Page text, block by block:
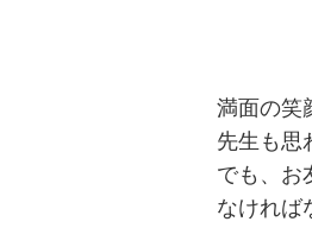
満面の笑
先生も思
でも、お
なければ